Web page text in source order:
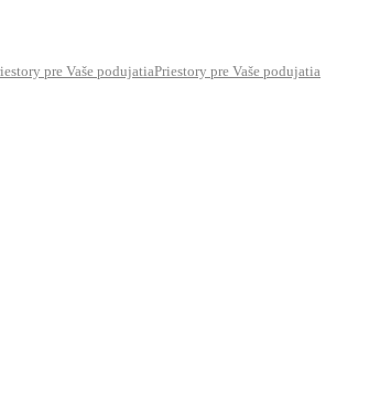
Priestory pre Vaše podujatia